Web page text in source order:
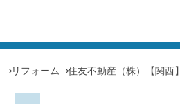
リフォーム 住友不動産（株）【関西】